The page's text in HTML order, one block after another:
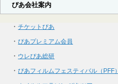
・チケットぴあ
・ぴあプレミアム会員
・ ウレぴあ総研
・ぴあフィルムフェスティバル（PFF）